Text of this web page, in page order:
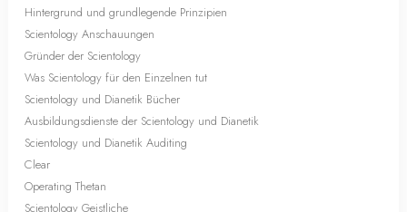
Hintergrund und grundlegende Prinzipien
Scientology Anschauungen
Gründer der Scientology
Was Scientology für den Einzelnen tut
Scientology und Dianetik Bücher
Ausbildungsdienste der Scientology und Dianetik
Scientology und Dianetik Auditing
Clear
Operating Thetan
Scientology Geistliche